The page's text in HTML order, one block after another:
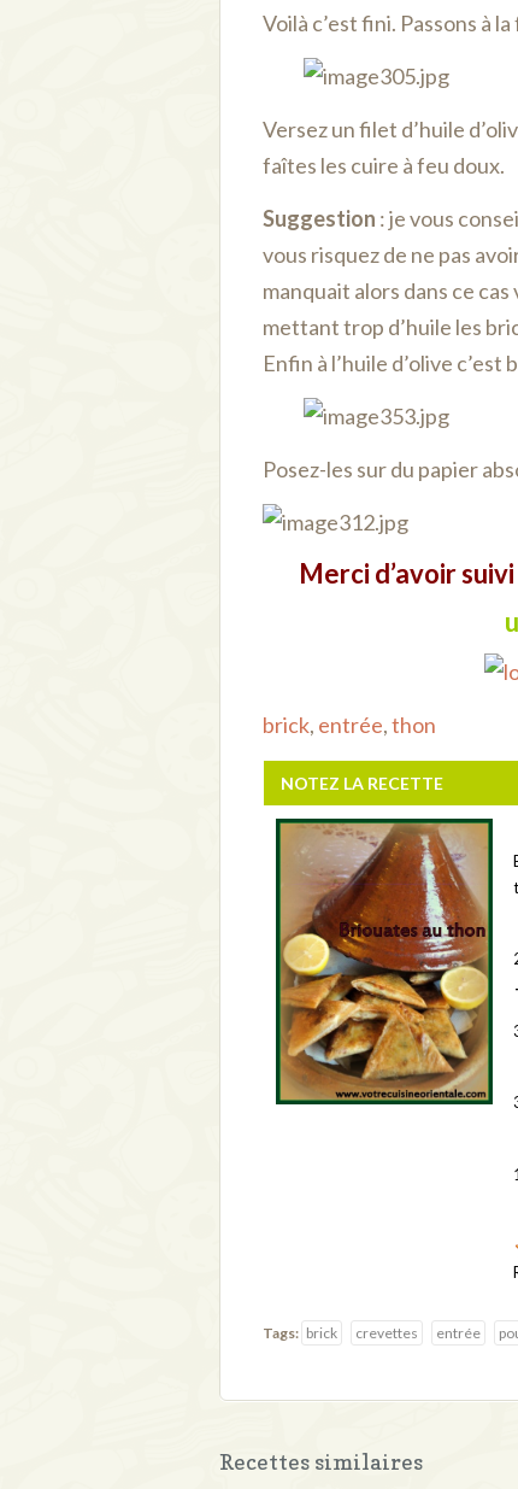
Voilà c’est fini. Passons à
Versez un filet d’huile
faîtes les cuire à feu doux.
Suggestion : je vous
vous risquez de ne pas
manquait alors dans ce
mettant trop d’huile les
Enfin à l’huile d’olive c’est
Posez-les sur du papier
Merci d’avoir
brick, entrée,thon
NOTEZ LA RECETTE
Tags: brick crevettes entrée
Recettes similaires